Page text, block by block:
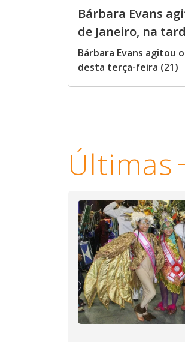
Bárbara Evans
de Janeiro, na
Bárbara Evans agitou
desta terça-feira (21)
Últimas